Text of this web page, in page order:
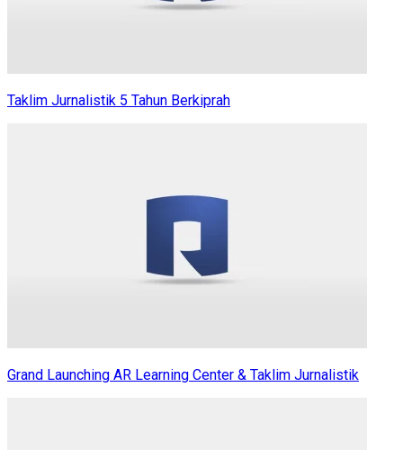
Taklim Jurnalistik 5 Tahun Berkiprah
Grand Launching AR Learning Center & Taklim Jurnalistik